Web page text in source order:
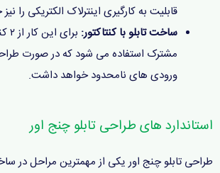
قابلیت به کارگیری اینترلاک الکتریکی را
ساخت تابلو با کنتاکتور:
مشترک استفاده می شود که در صورت
ورودی های نامحدود خواهد داشت.
استاندارد های طراحی تابلو چنج اور
طراحی تابلو چنج اور یکی از مهمترین مراحل در